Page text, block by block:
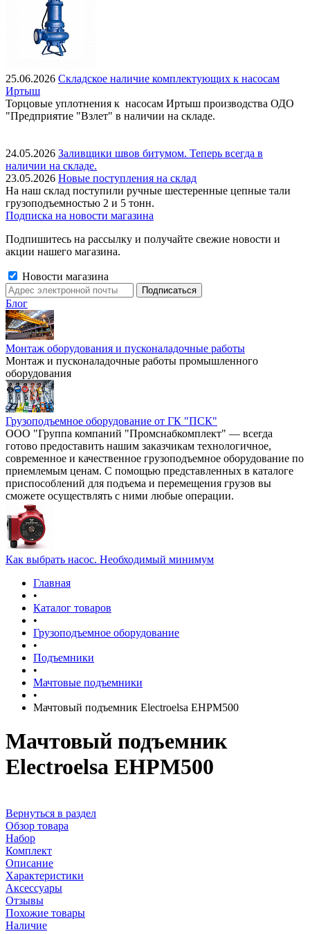
25.06.2026 Складское наличие комплектующих к насосам
Иртыш
Торцовые уплотнения к насосам Иртыш производства ОДО
"Предприятие "Взлет" в наличии на складе.
24.05.2026 Заливщики швов битумом. Теперь всегда в
наличии на складе.
23.05.2026 Новые поступления на склад
На наш склад поступили ручные шестеренные цепные тали
грузоподъемностью 2 и 5 тонн.
Подписка на новости магазина
Подпишитесь на рассылку и получайте свежие новости и
акции нашего магазина.
Новости магазина
Блог
Монтаж оборудования и пусконаладочные работы
Монтаж и пусконаладочные работы промышленного
оборудования
Грузоподъемное оборудование от ГК "ПСК"
ООО "Группа компаний "Промснабкомплект" — всегда
готово предоставить нашим заказчикам технологичное,
современное и качественное грузоподъемное оборудование по
приемлемым ценам. С помощью представленных в каталоге
приспособлений для подъема и перемещения грузов вы
сможете осуществлять с ними любые операции.
Как выбрать насос. Необходимый минимум
Главная
•
Каталог товаров
•
Грузоподъемное оборудование
•
Подъемники
•
Мачтовые подъемники
•
Мачтовый подъемник Electroelsa EHPM500
Мачтовый подъемник
Electroelsa EHPM500
Вернуться в раздел
Обзор товара
Набор
Комплект
Описание
Характеристики
Аксессуары
Отзывы
Похожие товары
Наличие